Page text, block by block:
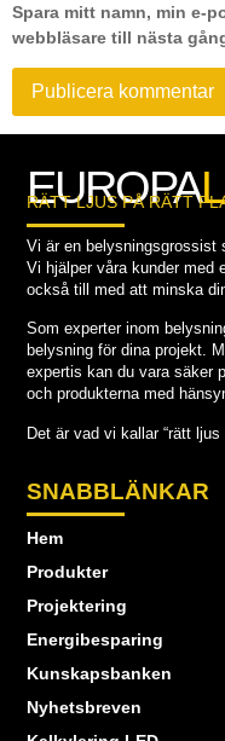
Spara mitt namn, min e-
webbläsare till nästa
EUROPA
RÄTT LJUS PÅ RÄTT
Vi är en belysningsgrossist
Vi hjälper våra kunder med
också till med att minska
Som experter inom
belysning för dina projekt.
expertis kan du vara säker
och produkterna med
Det är vad vi kallar “rätt
SNABBLÄNKAR
Hem
Produkter
Projektering
Energibesparing
Kunskapsbanken
Nyhetsbreven